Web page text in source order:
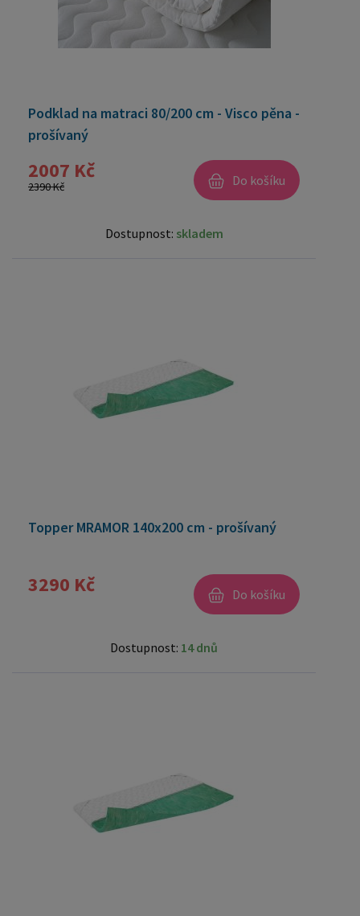
Podklad na matraci 80/200 cm - Visco pěna -
prošívaný
2007 Kč
2390 Kč Do košíku
Dostupnost: skladem
Topper MRAMOR 140x200 cm - prošívaný
3290 Kč Do košíku
Dostupnost: 14 dnů